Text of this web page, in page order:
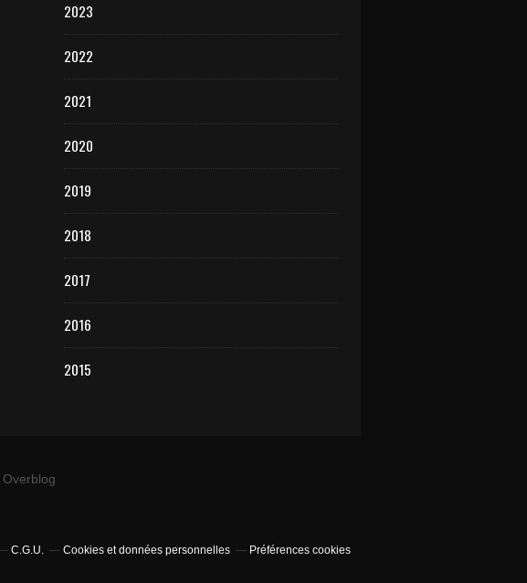
2023
2022
2021
2020
2019
2018
2017
2016
2015
Overblog
C.G.U. Cookies et données personnelles Préférences cookies